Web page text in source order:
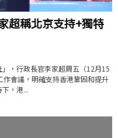
超稱北京支持+獨特
，行政長官李家超周五（12月15
會議，明確支持香港鞏固和提升
，港...